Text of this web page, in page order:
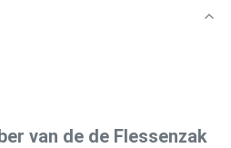
van de de Flessenzak